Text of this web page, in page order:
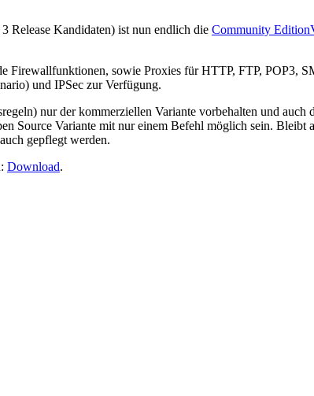
Release Kandidaten) ist nun endlich die Community
sowie Proxies für HTTP, FTP, POP3,
und IPSec zur Verfügung.
nur der kommerziellen Variante vorbehalten und
Source Variante mit nur einem Befehl möglich sein. Bleibt
gepflegt werden.
Download.